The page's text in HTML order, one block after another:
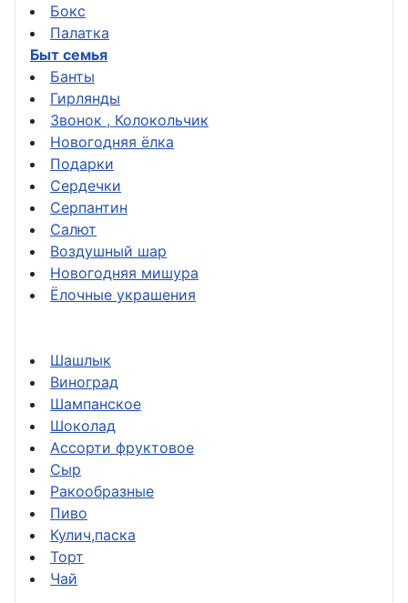
Бокс
Палатка
Быт семья
Банты
Гирлянды
Звонок , Колокольчик
Новогодняя ёлка
Подарки
Сердечки
Серпантин
Салют
Воздушный шар
Новогодняя мишура
Ёлочные украшения
Шашлык
Виноград
Шампанское
Шоколад
Ассорти фруктовое
Сыр
Ракообразные
Пиво
Кулич,паска
Торт
Чай